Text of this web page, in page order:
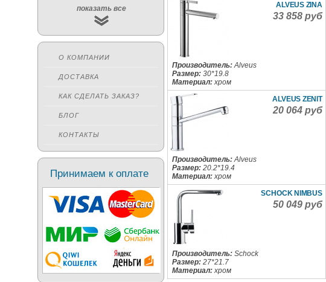
ALVEUS ZINA
33 858 руб
Производитель:Alveus
Размер: 30*19.8
Материал:хром
ALVEUS ZENIT
20 064 руб
Производитель:Alveus
Размер: 20.2*19.4
Материал:хром
SCHOCK NIMBUS
50 049 руб
Производитель: Schock
Размер: 27*21.7
Материал:хром
показать все
О КОМПАНИИ
ДОСТАВКА
КАК СДЕЛАТЬ ЗАКАЗ?
БЛОГ
КОНТАКТЫ
Принимаем к оплате